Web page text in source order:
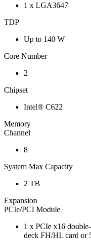
1 x LGA3647
TDP
Up to 140 W
Core Number
2
Chipset
Intel® C622
Memory
Channel
8
System Max Capacity
2 TB
Expansion
PCIe/PCI Module
1 x PCIe x16
deck FH/HL card or